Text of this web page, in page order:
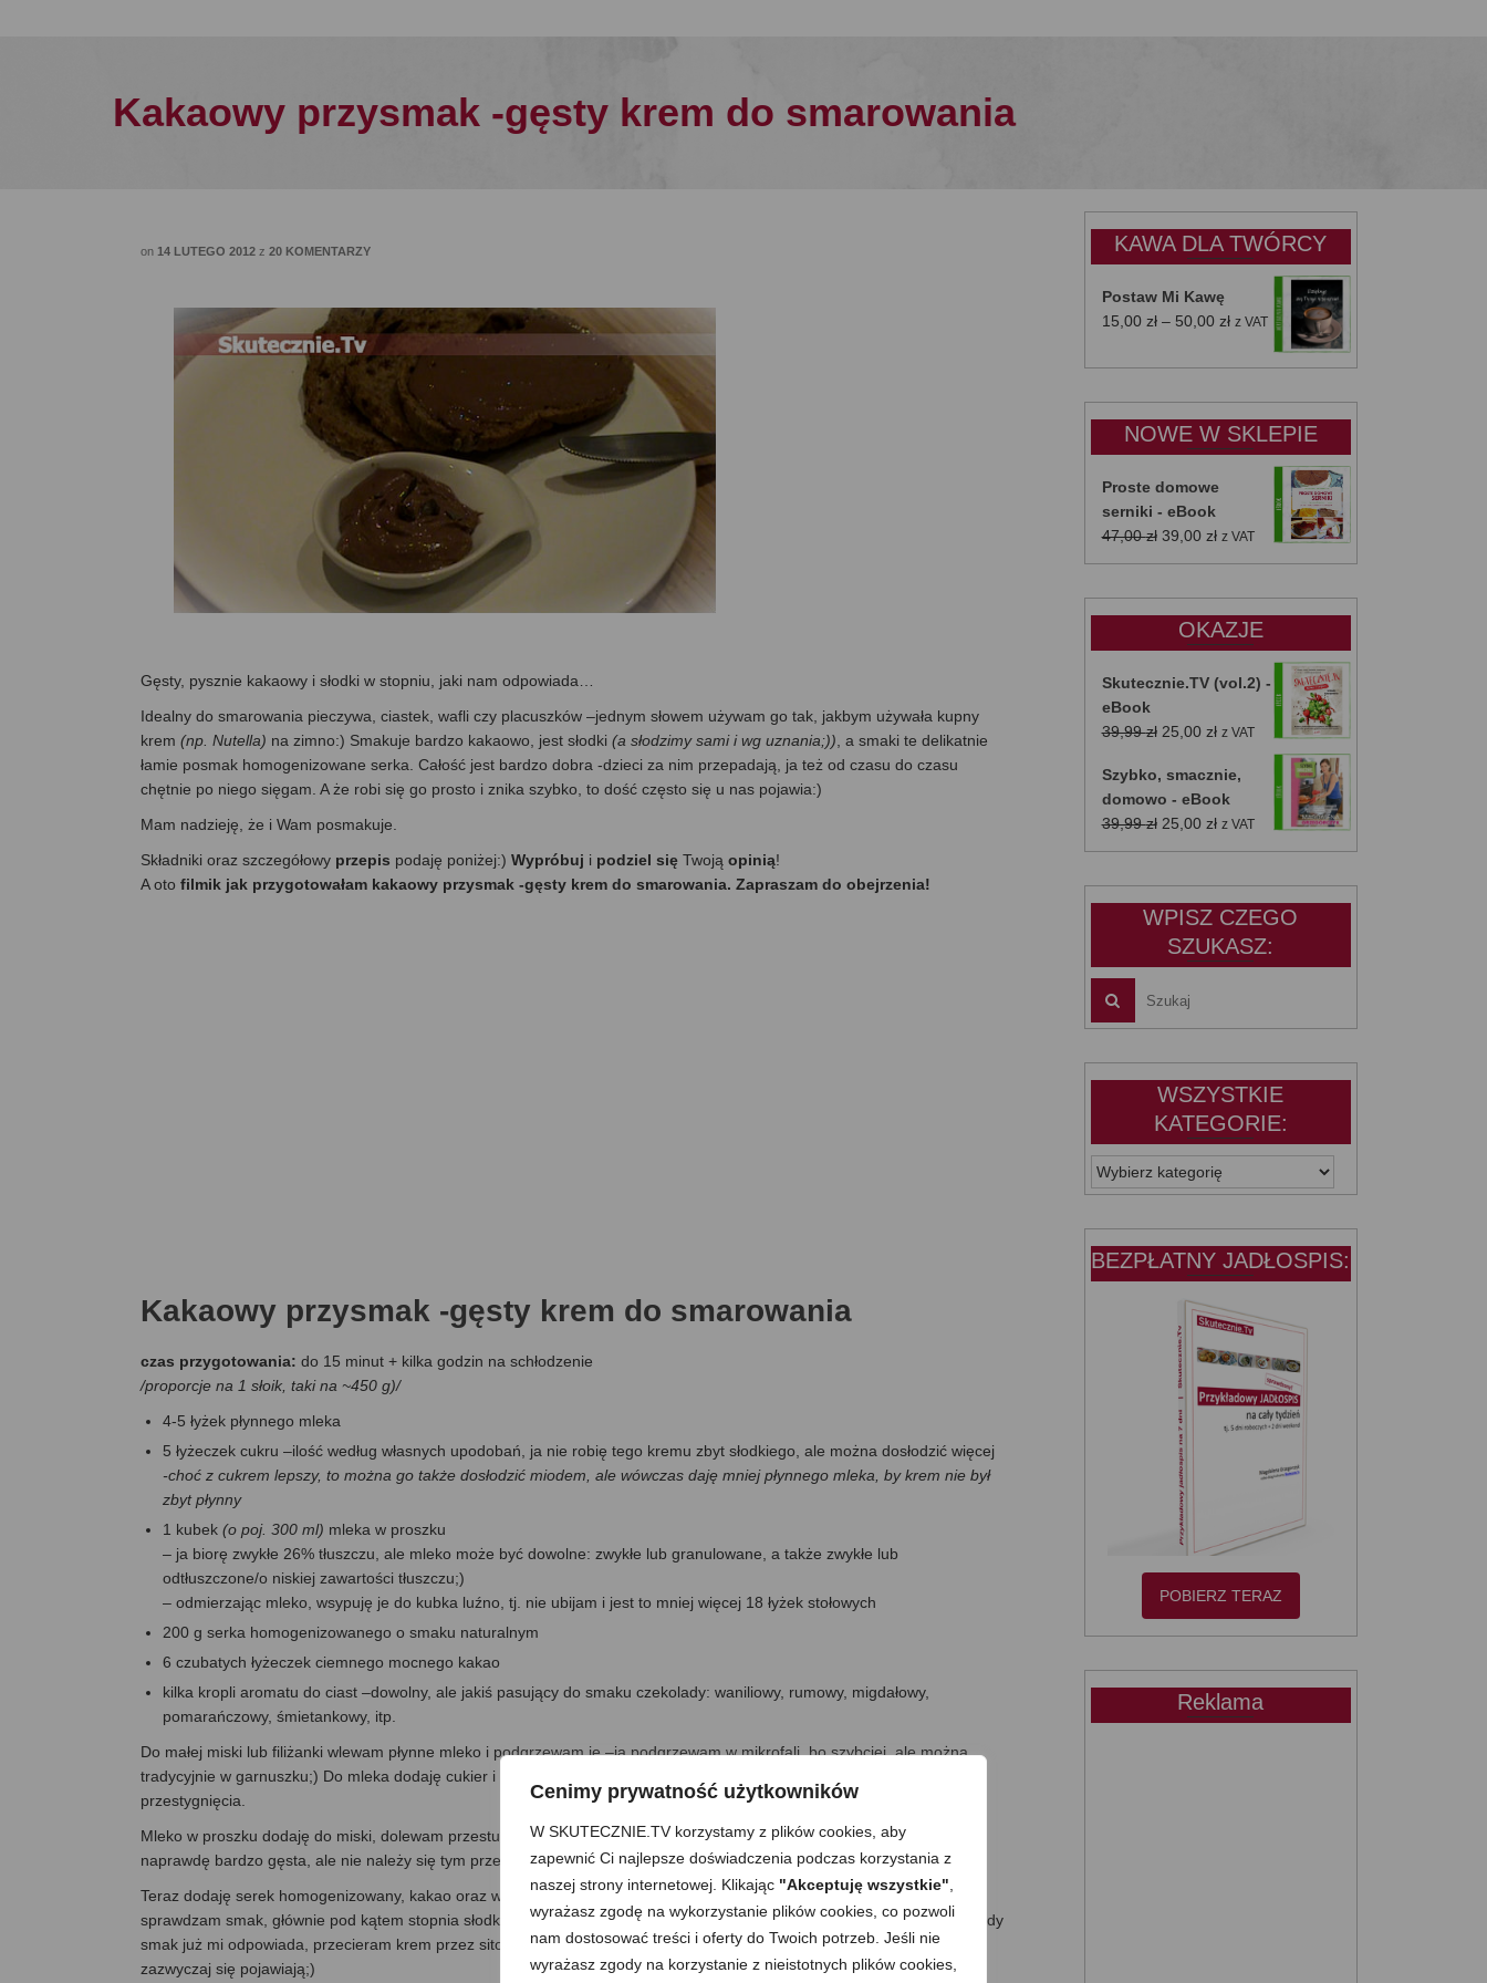
Cenimy prywatność użytkowników
W SKUTECZNIE.TV korzystamy z plików cookies, aby
zapewnić Ci najlepsze doświadczenia podczas korzystania z
naszej strony internetowej. Klikając "Akceptuję wszystkie"
wyrażasz zgodę na wykorzystanie plików cookies, co pozwoli
nam dostosować treści i oferty do Twoich potrzeb. Jeśli nie
wyrażasz zgody na korzystanie z nieistotnych plików cookies,
Kakaowy przysmak -gęsty krem do smarowania
on 14 LUTEGO 2012 z 20 KOMENTARZY
Gęsty, pysznie kakaowy i słodki w stopniu, jaki nam odpowiada…
Idealny do smarowania pieczywa, ciastek, wafli czy placuszków –jednym słowem używam go tak, jakbym używała kupny
krem (np. Nutella) na zimno:) Smakuje bardzo kakaowo, jest słodki (a słodzimy sami i wg uznania;)) , a smaki te delikatnie
łamie posmak homogenizowane serka. Całość jest bardzo dobra -dzieci za nim przepadają, ja też od czasu do czasu
chętnie po niego sięgam. A że robi się go prosto i znika szybko, to dość często się u nas pojawia:)
Mam nadzieję, że i Wam posmakuje.
Składniki oraz szczegółowy przepis podaję poniżej:) Wypróbuj i podziel się Twoją opinią!
A oto filmik jak przygotowałam kakaowy przysmak -gęsty krem do smarowania. Zapraszam do obejrzenia!
Kakaowy przysmak -gęsty krem do smarowania
czas przygotowania: do 15 minut + kilka godzin na schłodzenie
/proporcje na 1 słoik, taki na ~450 g)/
4-5 łyżek płynnego mleka
5 łyżeczek cukru –ilość według własnych upodobań, ja nie robię tego kremu zbyt słodkiego, ale można dosłodzić więcej
-choć z cukrem lepszy, to można go także dosłodzić miodem, ale wówczas daję mniej płynnego mleka, by krem nie był
zbyt płynny
1 kubek (o poj. 300 ml) mleka w proszku
– ja biorę zwykłe 26% tłuszczu, ale mleko może być dowolne: zwykłe lub granulowane, a także zwykłe lub
odtłuszczone/o niskiej zawartości tłuszczu;)
– odmierzając mleko, wsypuję je do kubka luźno, tj. nie ubijam i jest to mniej więcej 18 łyżek stołowych
200 g serka homogenizowanego o smaku naturalnym
6 czubatych łyżeczek ciemnego mocnego kakao
kilka kropli aromatu do ciast –dowolny, ale jakiś pasujący do smaku czekolady: waniliowy, rumowy, migdałowy,
pomarańczowy, śmietankowy, itp.
Do małej miski lub filiżanki wlewam płynne mleko i podgrzewam je –ja podgrzewam w mikrofali, bo szybciej, ale można
tradycyjnie w garnuszku;) Do mleka dodaję cukier i mieszam tak, by się dokładnie rozpuścił. Odstawiam do lekkiego
przestygnięcia.
Mleko w proszku dodaję do miski, dolewam przestudzone mleko z cukrem i mieszam na gęstą, lepką masę –będzie
naprawdę bardzo gęsta, ale nie należy się tym przejmować, bo rozcieńczą ją kolejne składniki;)
Teraz dodaję serek homogenizowany, kakao oraz wybrany aromat i dokładnie mieszam –najlepiej mikserem. Następnie
sprawdzam smak, głównie pod kątem stopnia słodkości i aromatu -jeśli trzeba, dosładzam lub dodaję jeszcze aromatu. Gdy
smak już mi odpowiada, przecieram krem przez sito tak, by pozbyć się zbędnych grudek z mleka w proszku, które
zazwyczaj się pojawiają;)
KAWA DLA TWÓRCY
Postaw Mi Kawę
15,00 zł – 50,00 złZakres
od
do
50,00 zł
z VAT
NOWE W SKLEPIE
Proste domowe
serniki - eBook
47,00zł Pierwotna
cena
39,00 złAktualna
cena
z VAT
OKAZJE
Skutecznie.TV (vol.2) -
eBook
39,99zł Pierwotna
wynosiła:
39,99 zł.
25,00 złAktualna
wynosi:
25,00 zł.
z VAT
Szybko, smacznie,
domowo - eBook
39,99zł Pierwotna
cena
25,00 złAktualna
cena
z VAT
WPISZ CZEGO
SZUKASZ:
WSZYSTKIE
KATEGORIE:
WSZYSTKIE
KATEGORIE:
BEZPŁATNY JADŁOSPIS:
POBIERZ TERAZ
Reklama